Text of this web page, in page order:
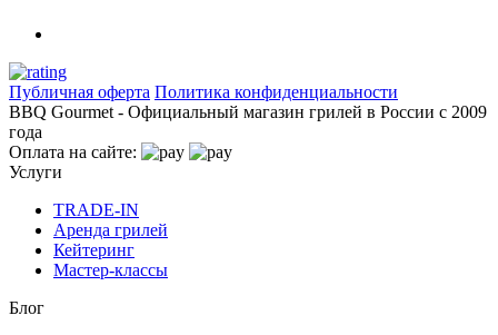
Публичная оферта Политика конфиденциальности
BBQ Gourmet - Официальный магазин грилей в России с 2009
года
Оплата на сайте:
Услуги
TRADE-IN
Аренда грилей
Кейтеринг
Мастер-классы
Блог